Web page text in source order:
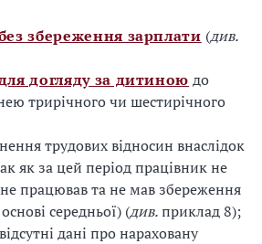
збереження зарплати (див.
догляду за дитиною до
трирічного чи шестирічного
трудових відносин внаслідок
як за цей період працівник не
працював та не мав збереження
середньої) (див.приклад 8);
дані про нараховану